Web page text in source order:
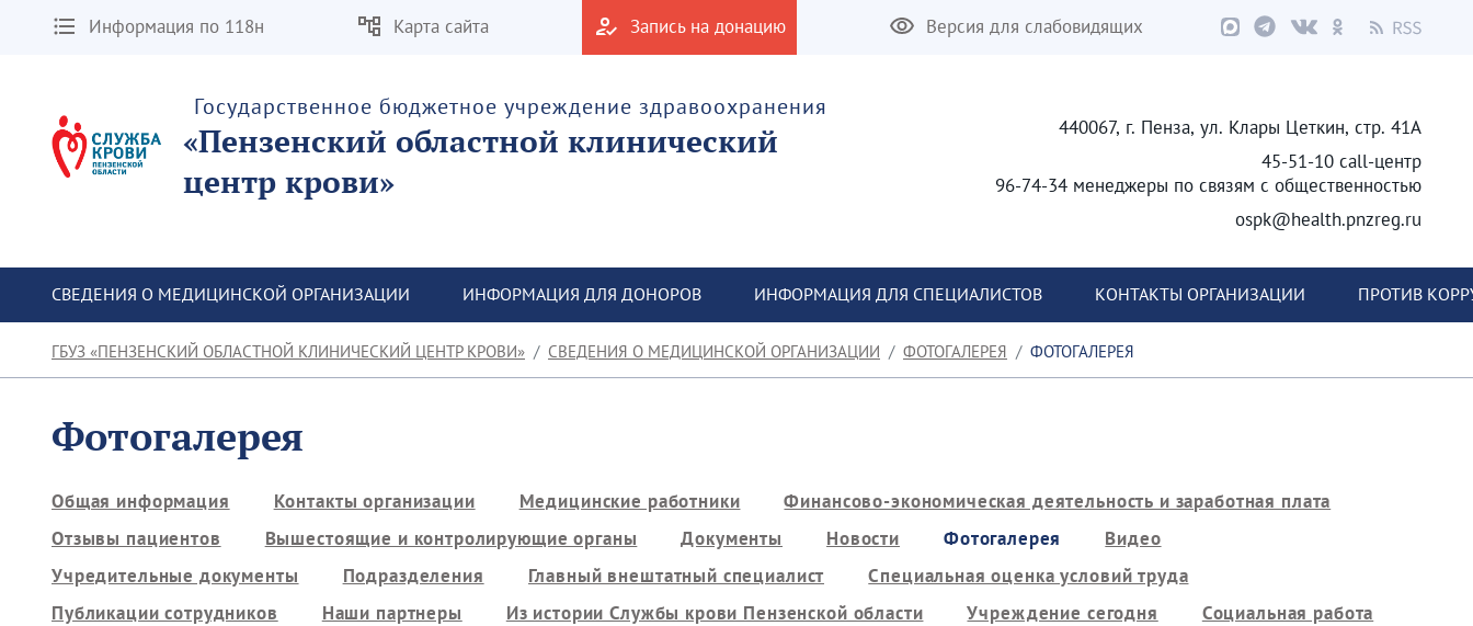
Информация по 118н Карта сайта Запись на донацию Версия для слабовидящих
Государственное бюджетное учреждение здравоохранения
«Пензенский областной клинический
центр крови»
440067, г. Пенза, ул. Клары Цеткин, стр. 41А
45-51-10 call-центр
96-74-34 менеджеры по связям с общественностью
ospk@health.pnzreg.ru
СВЕДЕНИЯ О МЕДИЦИНСКОЙ ОРГАНИЗАЦИИ ИНФОРМАЦИЯ ДЛЯ ДОНОРОВ ИНФОРМАЦИЯ ДЛЯ СПЕЦИАЛИСТОВ КОНТАКТЫ ОРГАНИЗАЦИИ ПРОТИВ
ГБУЗ «ПЕНЗЕНСКИЙ ОБЛАСТНОЙ КЛИНИЧЕСКИЙ ЦЕНТР КРОВИ» СВЕДЕНИЯ О МЕДИЦИНСКОЙ ОРГАНИЗАЦИИ ФОТОГАЛЕРЕЯ ФОТОГАЛЕРЕЯ
Фотогалерея
Общая информация Контакты организации Медицинские работники
Финансово-экономическая деятельность и заработная плата
Отзывы пациентов
Вышестоящие и контролирующие органы Документы Новости Фотогалерея
Видео
Учредительные документы
Подразделения Главный внештатный специалист
Специальная оценка условий труда
Публикации сотрудников
Наши партнеры Из истории Службы крови Пензенской области Учреждение сегодня
Социальная работа